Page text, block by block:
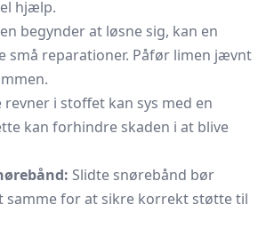
hjælp.
begynder at løsne sig, kan en
små reparationer. Påfør limen jævnt
revner i stoffet kan sys med en
kan forhindre skaden i at blive
Slidte snørebånd bør
samme for at sikre korrekt støtte til